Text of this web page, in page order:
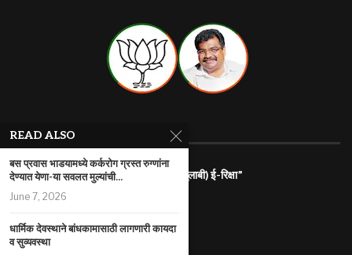
RECENT ARTICLES
राज्यातील गरजू महिलांना रोजगारासाठी “पिंक (गुलाबी) ई-रिक्षा”
July 31, 2026
महाराष्ट्र इलेक्ट्रिक वाहन धोरण
July 29, 2026
READ ALSO
बस प्रवास भाडयामध्ये कर्करोग ग्रस्त रुग्णांना
देण्यात येणा-या सवलत मुल्यांची...
June 7, 2026
धार्मिक देवस्थाने बांधकामासाठी लागणारी कायदा
व सुव्यवस्था